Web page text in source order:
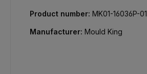
Product number: MK01-16036P-01
Manufacturer: Mould King